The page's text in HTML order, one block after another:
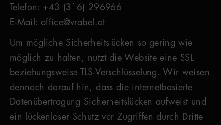
Telefon: +43 (316) 296966
E-Mail: office@vrabel.at
Um mögliche Sicherheitslücken so gering wie
möglich zu halten, nutzt die Website eine SSL
beziehungsweise TLS-Verschlüsselung. Wir weisen
dennoch darauf hin, dass die internetbasierte
Datenübertragung Sicherheitslücken aufweist und
ein lückenloser Schutz vor Zugriffen durch Dritte